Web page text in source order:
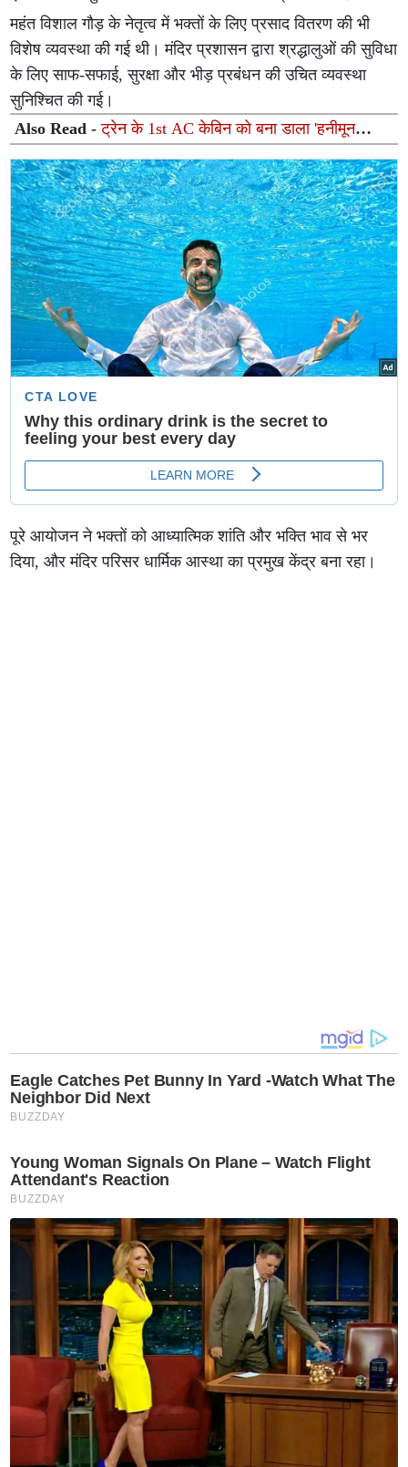
महंत विशाल गौड़ के नेतृत्व में भक्तों के लिए प्रसाद वितरण की भी
विशेष व्यवस्था की गई थी। मंदिर प्रशासन द्वारा श्रद्धालुओं की सुविधा
के लिए साफ-सफाई, सुरक्षा और भीड़ प्रबंधन की उचित व्यवस्था
सुनिश्चित की गई।
Also Read -ट्रेन के 1st AC केबिन को बना डाला 'हनीमून
सुइट', गुलाब और गुब्बारों से सजावट का वीडियो वायरल होने के बाद
TTE सस्पेंड
पूरे आयोजन ने भक्तों को आध्यात्मिक शांति और भक्ति भाव से भर
दिया, और मंदिर परिसर धार्मिक आस्था का प्रमुख केंद्र बना रहा।